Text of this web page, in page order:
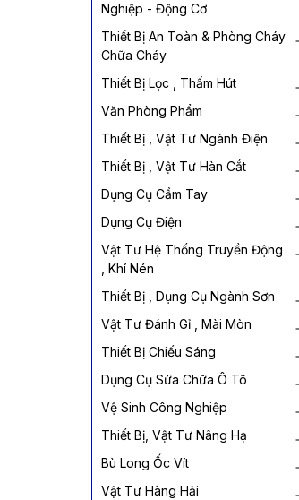
Nghiệp - Động Cơ
Thiết Bị An Toàn & Phòng Cháy
Chữa Cháy
Thiết Bị Lọc , Thấm Hút
Văn Phòng Phẩm
Thiết Bị , Vật Tư Ngành Điện
Thiết Bị , Vật Tư Hàn Cắt
Dụng Cụ Cầm Tay
Dụng Cụ Điện
Vật Tư Hệ Thống Truyền Động
, Khí Nén
Thiết Bị , Dụng Cụ Ngành Sơn
Vật Tư Đánh Gỉ , Mài Mòn
Thiết Bị Chiếu Sáng
Dụng Cụ Sửa Chữa Ô Tô
Vệ Sinh Công Nghiệp
Thiết Bị, Vật Tư Nâng Hạ
Bù Long Ốc Vít
Vật Tư Hàng Hải